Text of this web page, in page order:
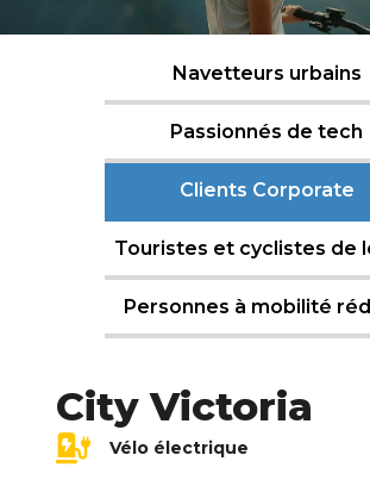
Navetteurs urbains
Passionnés de tech
Clients Corporate
Touristes et cyclistes de
Personnes à mobilité
City Victoria
Vélo électrique